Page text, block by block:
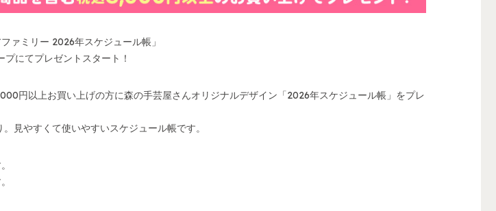
ァミリー 2026年スケジュール帳」
にてプレゼントスタート！
円以上お買い上げの方に森の手芸屋さんオリジナルデザイン「2026年スケジュール帳」をプレ
見やすくて使いやすいスケジュール帳です。